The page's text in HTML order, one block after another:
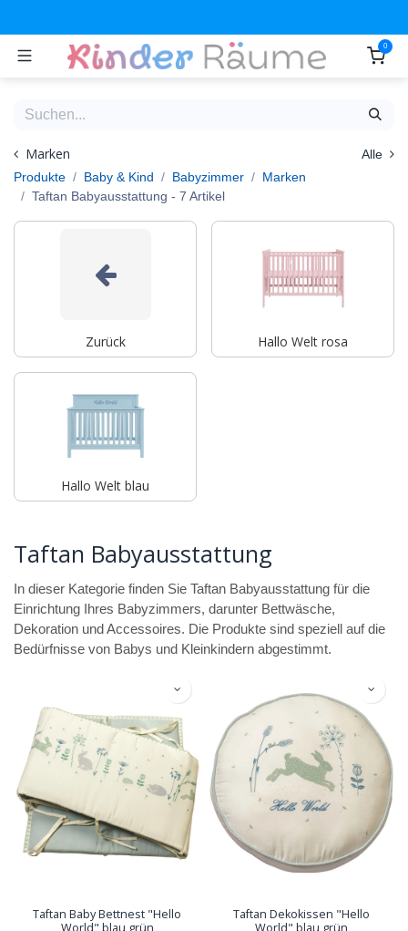
0
Marken
Alle
Produkte
Baby & Kind Babyzimmer
Marken
Taftan Babyausstattung - 7 Artikel
Zurück Hallo Welt rosa
Hallo Welt blau
Taftan Babyausstattung
In dieser Kategorie finden Sie Taftan Babyausstattung für die
Einrichtung Ihres Babyzimmers, darunter Bettwäsche,
Dekoration und Accessoires. Die Produkte sind speziell auf die
Bedürfnisse von Babys und Kleinkindern abgestimmt.
Taftan Baby Bettnest "Hello
World" blau grün
Taftan Dekokissen "Hello
World" blau grün